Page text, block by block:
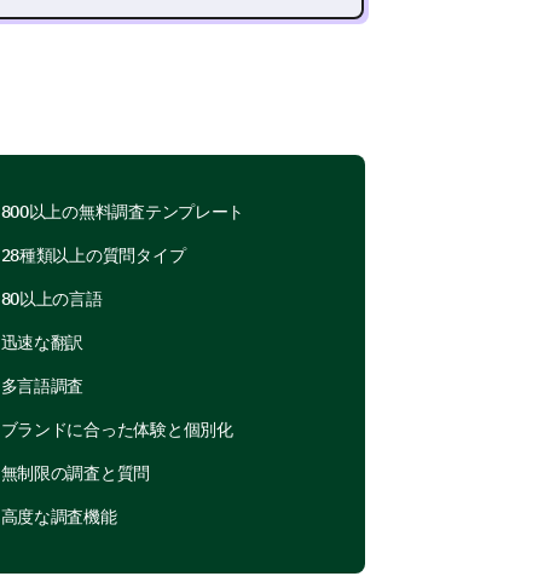
3
800以上の無料調査テンプレート
28種類以上の質問タイプ
80以上の言語
迅速な翻訳
多言語調査
ブランドに合った体験と個別化
無制限の調査と質問
高度な調査機能